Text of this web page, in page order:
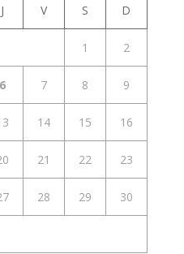
J V S D
1 2
6 7 8 9
14 15 16
21 22 23
28 29 30